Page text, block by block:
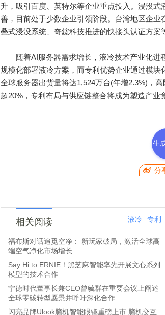
升，吸引百度、英特尔等企业重点投入。浸没
善，目前处于少数企业引领阶段。台湾地区企
叠式浸没系统、奇鋐科技推进的快接头认证方案
随着AI服务器需求增长，液冷技术产业化进
规模化部署液冷方案，而专利优势企业通过模
全球服务器出货量将达1,524万台(年增2.3%)，
超20%，专利布局与供应链整合将成为塑造产业
生
分
相关阅读 液冷 专利
福布斯对话追觅空净： 新玩家破局，激活全球高
端空气净化市场增长
Say Hi to ERNIE！黑芝麻智能率先开展文心系列
模型的技术合作
宁德时代董事长兼CEO曾毓群在重要会议上阐述
全球零碳转型愿景并呼吁深化合作
闪亮品牌Ulook脑机智能眼镜重磅上市 脑机交互